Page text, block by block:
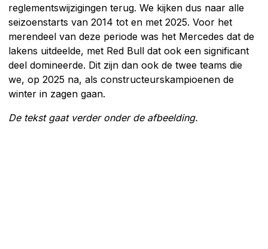
reglementswijzigingen terug. We kijken dus naar alle
seizoenstarts van 2014 tot en met 2025. Voor het
merendeel van deze periode was het Mercedes dat de
lakens uitdeelde, met Red Bull dat ook een significant
deel domineerde. Dit zijn dan ook de twee teams die
we, op 2025 na, als constructeurskampioenen de
winter in zagen gaan.
De tekst gaat verder onder de afbeelding.